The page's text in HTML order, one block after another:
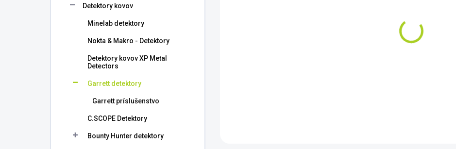
Detektory kovov
Minelab detektory
Nokta & Makro - Detektory
Detektory kovov XP Metal
Detectors
Garrett detektory
Garrett príslušenstvo
C.SCOPE Detektory
Bounty Hunter detektory